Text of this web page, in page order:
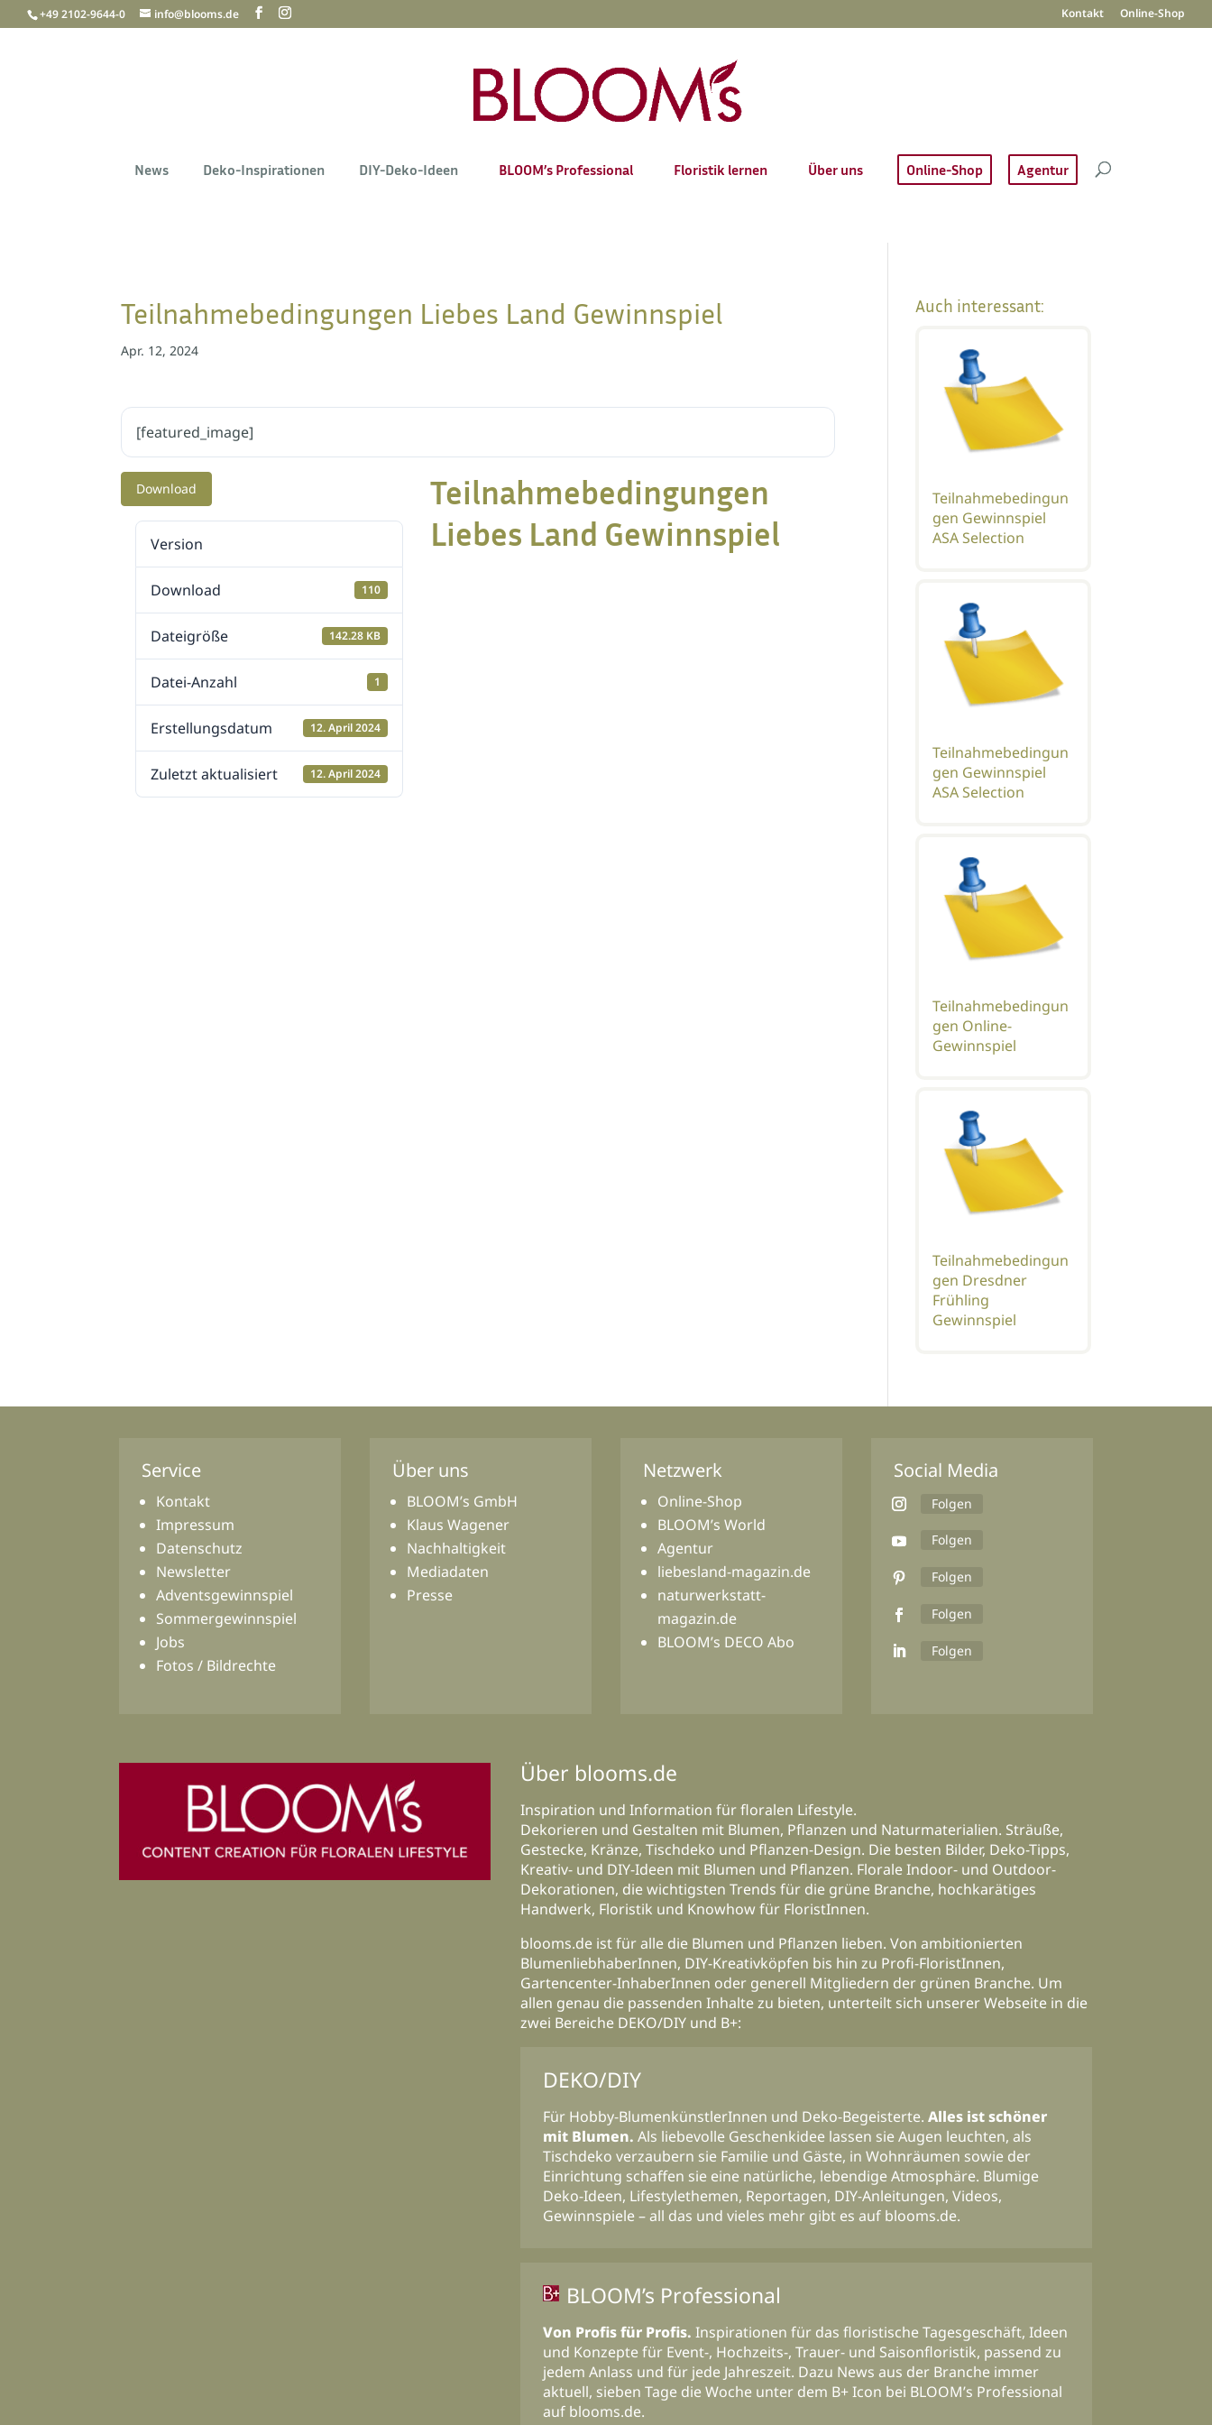
+49 2102-9644-0 info@blooms.de Kontakt Online-Shop
News Deko-Inspirationen DIY-Deko-Ideen BLOOM’s Professional Floristik lernen Über uns Online-Shop Agentur
Teilnahmebedingungen Liebes Land Gewinnspiel
Apr. 12, 2024
[featured_image]
Download
Version
Download 110
Dateigröße 142.28 KB
Datei-Anzahl 1
Erstellungsdatum 12. April 2024
Zuletzt aktualisiert 12. April 2024
Teilnahmebedingungen
Liebes Land Gewinnspiel
Auch interessant:
Teilnahmebedingun
gen Gewinnspiel
ASA Selection
Teilnahmebedingun
gen Gewinnspiel
ASA Selection
Teilnahmebedingun
gen Online-
Gewinnspiel
Teilnahmebedingun
gen Dresdner
Frühling
Gewinnspiel
Service
Kontakt
Impressum
Datenschutz
Newsletter
Adventsgewinnspiel
Sommergewinnspiel
Jobs
Fotos / Bildrechte
Über uns
BLOOM’s GmbH
Klaus Wagener
Nachhaltigkeit
Mediadaten
Presse
Netzwerk
Online-Shop
BLOOM’s World
Agentur
liebesland-magazin.de
naturwerkstatt-
magazin.de
BLOOM’s DECO Abo
Social Media
Folgen
Folgen
Folgen
Folgen
Folgen
Über blooms.de
Inspiration und Information für floralen Lifestyle.
Dekorieren und Gestalten mit Blumen, Pflanzen und Naturmaterialien. Sträuße,
Gestecke, Kränze, Tischdeko und Pflanzen-Design. Die besten Bilder, Deko-Tipps,
Kreativ- und DIY-Ideen mit Blumen und Pflanzen. Florale Indoor- und Outdoor-
Dekorationen, die wichtigsten Trends für die grüne Branche, hochkarätiges
Handwerk, Floristik und Knowhow für FloristInnen.
blooms.de ist für alle die Blumen und Pflanzen lieben. Von ambitionierten
BlumenliebhaberInnen, DIY-Kreativköpfen bis hin zu Profi-FloristInnen,
Gartencenter-InhaberInnen oder generell Mitgliedern der grünen Branche. Um
allen genau die passenden Inhalte zu bieten, unterteilt sich unserer Webseite in die
zwei Bereiche DEKO/DIY und B+:
DEKO/DIY
Für Hobby-BlumenkünstlerInnen und Deko-Begeisterte. Alles ist schöner
mit Blumen. Als liebevolle Geschenkidee lassen sie Augen leuchten, als
Tischdeko verzaubern sie Familie und Gäste, in Wohnräumen sowie der
Einrichtung schaffen sie eine natürliche, lebendige Atmosphäre. Blumige
Deko-Ideen, Lifestylethemen, Reportagen, DIY-Anleitungen, Videos,
Gewinnspiele – all das und vieles mehr gibt es auf blooms.de.
BLOOM’s Professional
Von Profis für Profis. Inspirationen für das floristische Tagesgeschäft, Ideen
und Konzepte für Event-, Hochzeits-, Trauer- und Saisonfloristik, passend zu
jedem Anlass und für jede Jahreszeit. Dazu News aus der Branche immer
aktuell, sieben Tage die Woche unter dem B+ Icon bei BLOOM’s Professional
auf blooms.de.